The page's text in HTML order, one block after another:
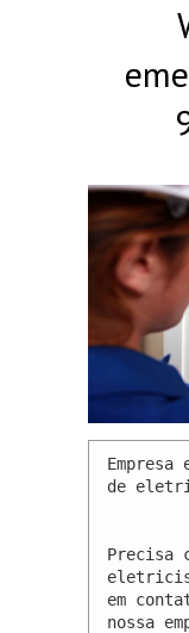
de
Precisa
em
nossa